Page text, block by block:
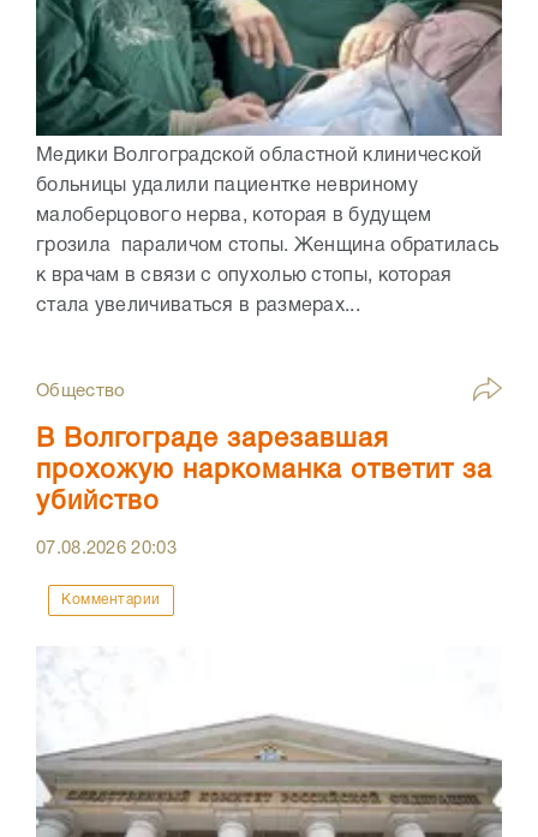
Медики Волгоградской областной клинической
больницы удалили пациентке невриному
малоберцового нерва, которая в будущем
грозила параличом стопы. Женщина обратилась
к врачам в связи с опухолью стопы, которая
стала увеличиваться в размерах...
Общество
В Волгограде зарезавшая
прохожую наркоманка ответит за
убийство
07.08.202620:03
Комментарии